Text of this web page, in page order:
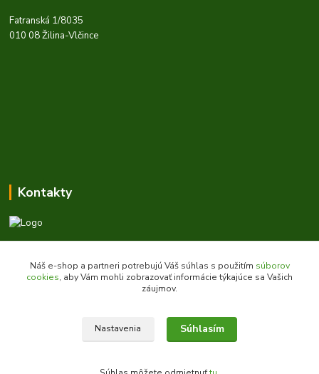
Fatranská 1/8035
010 08 Žilina-Vlčince
Kontakty
+421 903 707 668
(Po-Pia, 8-16 hod.)
Náš e-shop a partneri potrebujú Váš súhlas s použitím súborov
cookies, aby Vám mohli zobrazovať informácie týkajúce sa Vašich
záujmov.
Nastavenia Súhlasím